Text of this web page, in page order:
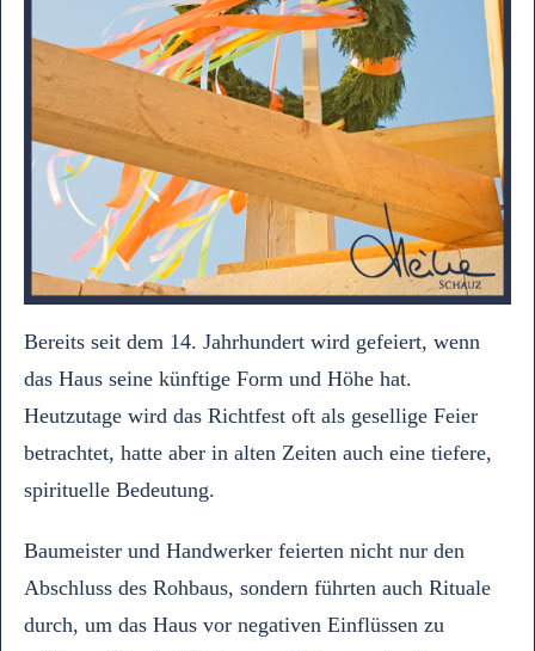
Bereits seit dem 14. Jahrhundert wird gefeiert, wenn
das Haus seine künftige Form und Höhe hat.
Heutzutage wird das Richtfest oft als gesellige Feier
betrachtet, hatte aber in alten Zeiten auch eine tiefere,
spirituelle Bedeutung.
Baumeister und Handwerker feierten nicht nur den
Abschluss des Rohbaus, sondern führten auch Rituale
durch, um das Haus vor negativen Einflüssen zu